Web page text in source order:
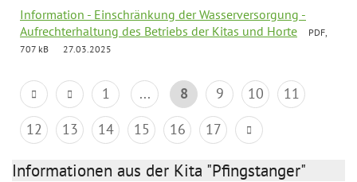
Information - Einschränkung der Wasserversorgung -
Aufrechterhaltung des Betriebs der Kitas und Horte
PDF,
707 kB
27.03.2025
1 ... 8 9 10
11
12
13 14 15 16 17
Informationen aus der Kita "Pfingstanger"